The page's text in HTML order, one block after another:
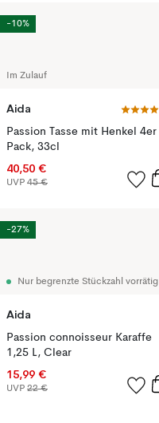
Im Zulauf
Aida
Passion Tasse mit Henkel 4er
Pack, 33cl
40,50 €
UVP 45 €
-10%
Nur begrenzte Stückzahl vorrätig
Aida
Passion connoisseur Karaffe
1,25 L, Clear
15,99 €
UVP 22 €
-27%